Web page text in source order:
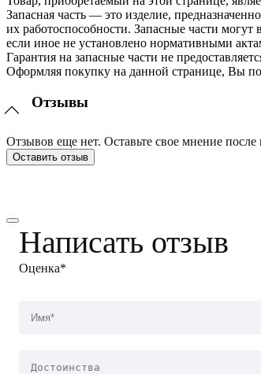
Запасная часть — это изделие,
их работоспособности. Запасные части
если иное не установлено нормативными
Гарантия на запасные части не
Оформляя покупку на данной странице, Вы
Отзывы
Отзывов еще нет. Оставьте свое мнение после
Оставить отзыв
Написать отзыв
Оценка*